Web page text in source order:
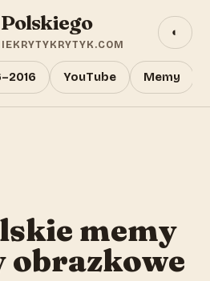
YouTube Memy
◐
memy
obrazkowe